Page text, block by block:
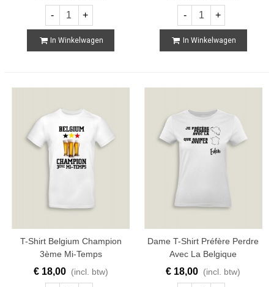
- +
In Winkelwagen
- +
In Winkelwagen
T-Shirt Belgium Champion
3ème Mi-Temps
€ 18,00 (incl. btw)
Dame T-Shirt Préfère Perdre
Avec La Belgique
€ 18,00 (incl. btw)